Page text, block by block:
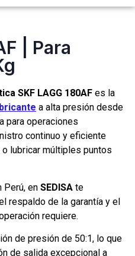
| Para
SKF LAGG 180AF es la
a alta presión desde
para operaciones
continuo y eficiente
lubricar múltiples puntos
Perú, en SEDISA te
respaldo de la garantía y el
requiere.
de presión de 50:1, lo que
de salida excepcional a